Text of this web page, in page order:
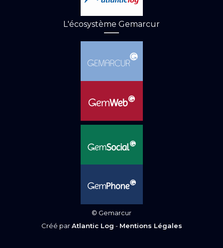
L'écosystème Gemarcur
© Gemarcur
Créé parAtlantic Log - Mentions Légales